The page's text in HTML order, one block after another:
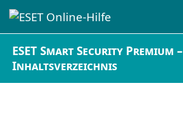
ESET Smart Security Premium –
Inhaltsverzeichnis